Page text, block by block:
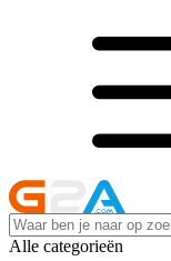
Alle categorieën